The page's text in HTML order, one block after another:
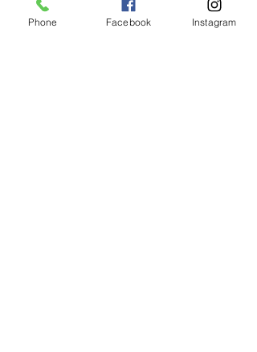
最新記事 すべて表示
Phone Facebook Instagram